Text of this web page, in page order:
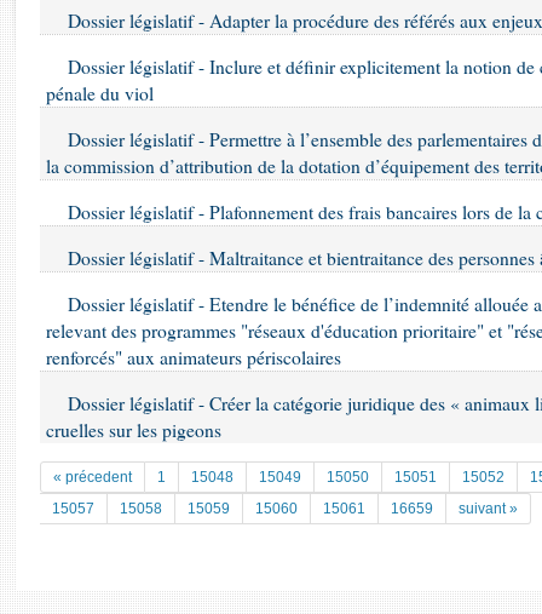
Rapports sur l'application des lois
Budget et sécurité sociale
Questions écrites et orales
Comptes rendus des débats
Dossier législatif - Adapter la procédure des référés aux
Dossier législatif - Inclure et définir explicitement la notion de
pénale du viol
Dossier législatif - Permettre à l’ensemble des parlementaires
la commission d’attribution de la dotation d’équipement des
Dossier législatif - Plafonnement des frais bancaires lors de la
Dossier législatif - Maltraitance et bientraitance des personnes
Dossier législatif - Etendre le bénéfice de l’indemnité allouée
relevant des programmes "réseaux d'éducation prioritaire" et
renforcés" aux animateurs périscolaires
Dossier législatif - Créer la catégorie juridique des « animaux
cruelles sur les pigeons
« précedent 1 15048 15049 15050 15051 15052
15057
15058 15059 15060 15061 16659 suivant »